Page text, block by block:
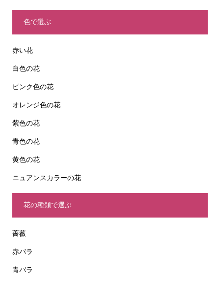
色で選ぶ
赤い花
白色の花
ピンク色の花
オレンジ色の花
紫色の花
青色の花
黄色の花
ニュアンスカラーの花
花の種類で選ぶ
薔薇
赤バラ
青バラ